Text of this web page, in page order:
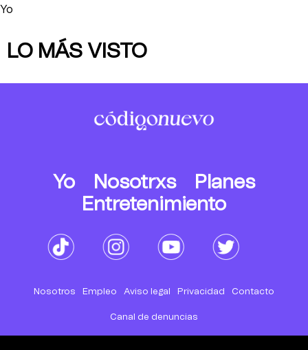
Yo
LO MÁS VISTO
Yo Nosotrxs
Planes
Entretenimiento
Nosotros Empleo Aviso legal Privacidad Contacto
Canal de denuncias